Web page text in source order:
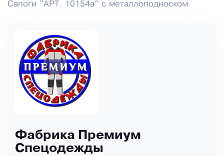
Сапоги "АРТ. 10154а" с металлоподноском
Фабрика Премиум
Спецодежды